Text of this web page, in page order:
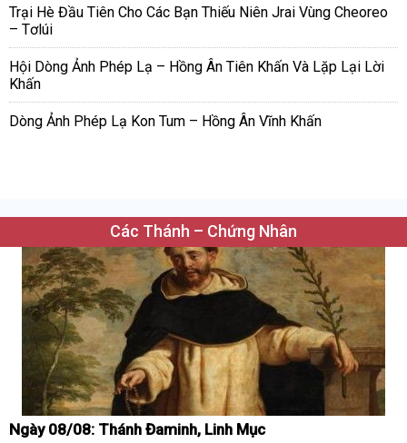
Trại Hè Đầu Tiên Cho Các Bạn Thiếu Niên Jrai Vùng Cheoreo
– Tơlúi
Hội Dòng Ảnh Phép Lạ – Hồng Ân Tiên Khấn Và Lặp Lại Lời
Khấn
Dòng Ảnh Phép Lạ Kon Tum – Hồng Ân Vĩnh Khấn
Các Thánh – Chứng Nhân
Ngày 08/08: Thánh Đaminh, Linh Mục